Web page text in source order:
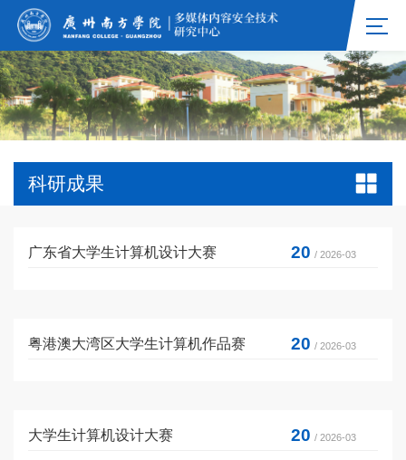
科研成果
广东省大学生计算机设计大赛 20 / 2026-03
粤港澳大湾区大学生计算机作品赛 20 / 2026-03
大学生计算机设计大赛 20 / 2026-03